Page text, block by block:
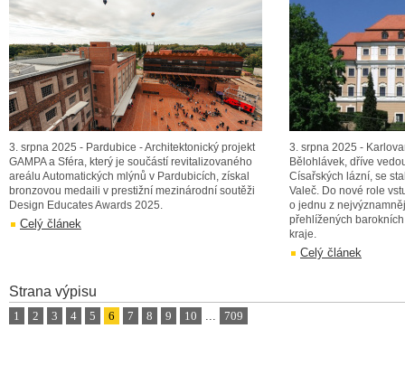
3. srpna 2025 - Pardubice - Architektonický projekt
GAMPA a Sféra, který je součástí revitalizovaného
areálu Automatických mlýnů v Pardubicích, získal
bronzovou medaili v prestižní mezinárodní soutěži
Design Educates Awards 2025.
Celý článek
3. srpna 2025 -
Bělohlávek, dříve
Císařských lázní, se
Valeč. Do nové role
o jednu z
přehlížených
kraje.
Celý článek
Strana výpisu
1 2 3 4 5 6 7 8 9 10 ... 709